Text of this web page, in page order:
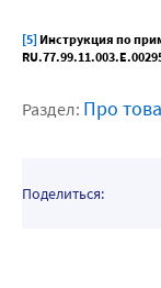
[5] Инструкция по
Раздел: Про
Поделиться: